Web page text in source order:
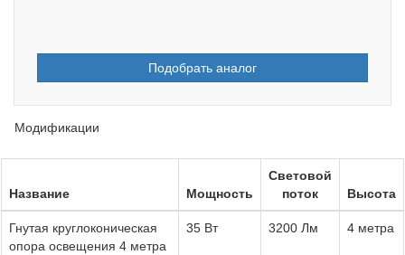
Подобрать аналог
Модификации
Название Мощность
Световой
поток
Высота
Гнутая круглоконическая
опора освещения 4 метра
35 Вт 3200 Лм 4 метра